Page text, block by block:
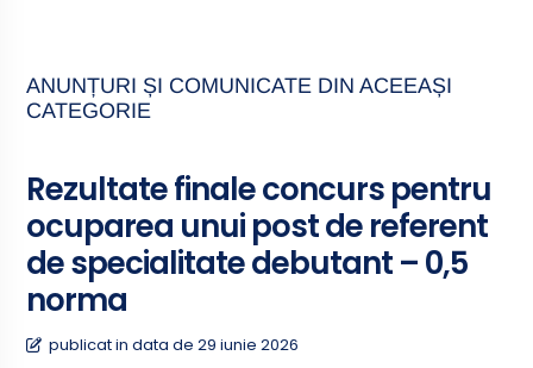
ANUNȚURI ȘI COMUNICATE DIN ACEEAȘI
CATEGORIE
Rezultate finale concurs pentru
ocuparea unui post de referent
de specialitate debutant – 0,5
norma
publicat in data de 29 iunie 2026